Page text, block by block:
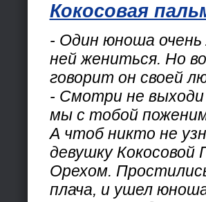
Кокосовая
- Один юноша очень
ней жениться. Но
говорит он своей
- Смотри не выходи
мы с тобой
А чтоб никто не
девушку Кокосовой
Орехом.
плача, и ушел